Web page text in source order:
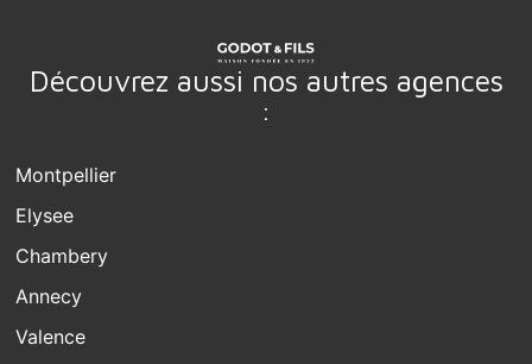
Découvrez aussi nos autres agences
:
Montpellier
Elysee
Chambery
Annecy
Valence